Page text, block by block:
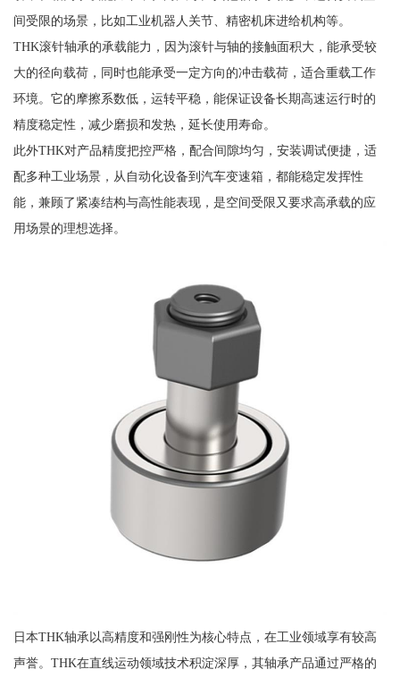
间受限的场景，比如工业机器人关节、精密机床进给机构等。
THK滚针轴承的承载能力，因为滚针与轴的接触面积大，能承受较
大的径向载荷，同时也能承受一定方向的冲击载荷，适合重载工作
环境。它的摩擦系数低，运转平稳，能保证设备长期高速运行时的
精度稳定性，减少磨损和发热，延长使用寿命。
此外THK对产品精度把控严格，配合间隙均匀，安装调试便捷，适
配多种工业场景，从自动化设备到汽车变速箱，都能稳定发挥性
能，兼顾了紧凑结构与高性能表现，是空间受限又要求高承载的应
用场景的理想选择。
日本THK轴承以高精度和强刚性为核心特点，在工业领域享有较高
声誉。THK在直线运动领域技术积淀深厚，其轴承产品通过严格的